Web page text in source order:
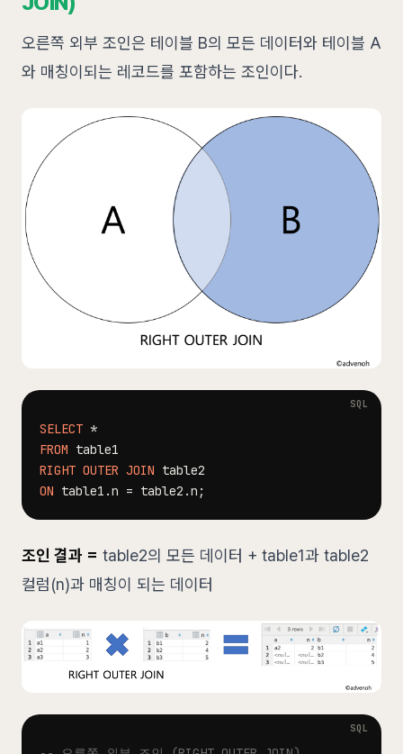
오른쪽 외부 조인은 테이블 B의 모든 데이터와 테이블 A
와 매칭이되는 레코드를 포함하는 조인이다.
SELECT *
FROM
RIGHT OUTER JOIN
ON table1 .n = table2 .n ;
조인 결과 = table2의 모든 데이터 + table1과 table2
컬럼(n)과 매칭이 되는 데이터